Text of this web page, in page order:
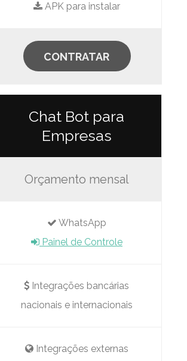
APK para instalar
CONTRATAR
Chat Bot para
Empresas
Orçamento mensal
WhatsApp
Painel de Controle
Integrações bancárias
nacionais e internacionais
Integrações externas